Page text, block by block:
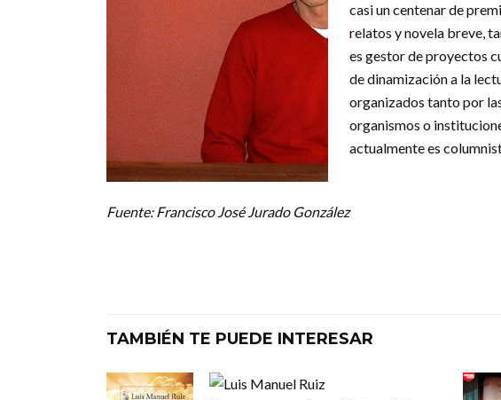
casi un centenar de
relatos y novela breve,
es gestor de proyectos
de dinamización a la
organizados tanto por
organismos o
actualmente es
Fuente: Francisco José Jurado González
TAMBIÉN TE PUEDE INTERESAR